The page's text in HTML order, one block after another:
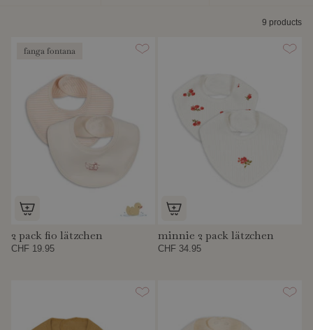
9 products
fanga fontana
2 pack fio lätzchen
CHF 19.95
minnie 2 pack lätzchen
CHF 34.95